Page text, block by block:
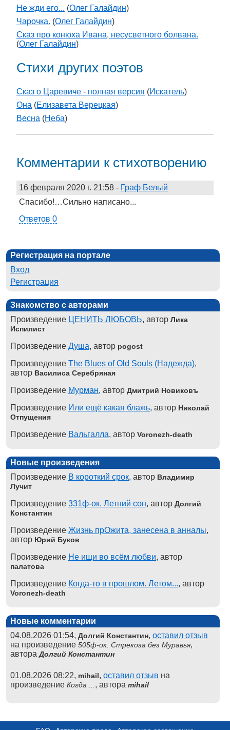
Не жди его... (Олег Галайдин)
Чарочка. (Олег Галайдин)
Сказ про конюха Ивана, несусветного болвана.
(Олег Галайдин)
Стихи других поэтов
Сказ о Царевиче - полная версия (Искатель)
Она (Елизавета Верецкая)
Весна (Неба)
Комментарии к стихотворению
16 февраля 2020 г. 21:58 - Граф Белый
Спасибо!…Сильно написано...
Ответов 0
Регистрация на портале
Вход
Регистрация
Знакомство с авторами
Произведение ЦЕНИТЬ ЛЮБОВЬ, автор Лика
Испилист
Произведение Душа, автор pogost
Произведение The Blues of Old Souls (Надежда),
автор Василиса Серебряная
Произведение Мурман, автор Дмитрий Новиковъ
Произведение Или ещё какая блажь, автор Николай
Отпущения
Произведение Вальгалла, автор Voronezh-death
Новые произведения
Произведение В короткий срок, автор Владимир
Лучит
Произведение 331ф-ок. Летний сон, автор Долгий
Константин
Произведение Жизнь прОжита, занесена в анналы,
автор Юрий Буков
Произведение Не ищи во всём любви, автор
палатова
Произведение Когда-то в прошлом. Летом..., автор
Voronezh-death
Новые комментарии
04.08.2026 01:54, Долгий Константин, оставил отзыв
на произведение 505ф-ок. Стрекоза без Муравья,
автораДолгий Константин
01.08.2026 08:22, mihail, оставил отзыв на
произведение Когда ... , автора mihail